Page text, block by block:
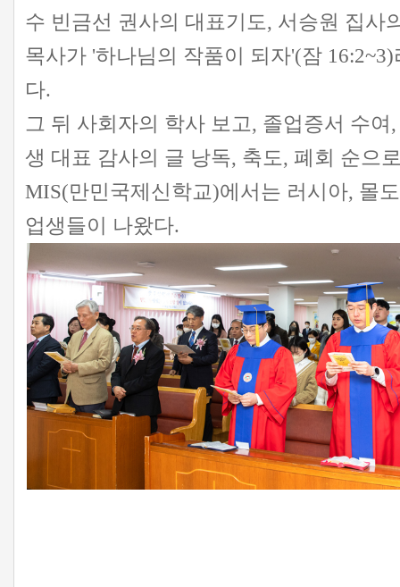
수 빈금선 권사의 대표기도, 서승원 집사
목사가 '하나님의 작품이 되자'(잠
다.
그 뒤 사회자의 학사 보고, 졸업증서 수
생 대표 감사의 글 낭독, 축도, 폐회 순으
MIS(만민국제신학교)에서는 러시아, 몰
업생들이 나왔다.